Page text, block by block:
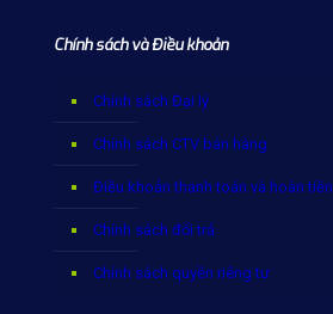
Chính sách và Điều khoản
Chính sách Đại lý
Chính sách CTV bán hàng
Điều khoản thanh toán và hoàn tiền
Chính sách đổi trả
Chính sách quyền riêng tư